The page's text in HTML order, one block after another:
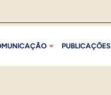
PUBLICAÇÕES